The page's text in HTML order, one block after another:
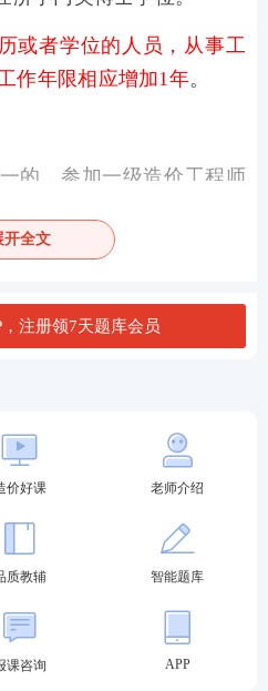
或者学位的人员，从事工
作年限相应增加1年。
的，参加一级造价工程师
员资格证书（甲级）；
程师资格证书；
业职业资格证书的人员，
试的，可免考基础科目。
源社会保障部门统一印制
。该证明作为注册时增加
手是否符合报名条件↓
开全文
注册领7天题库会员
价好课 老师介绍
质教辅 智能题库
课咨询 APP